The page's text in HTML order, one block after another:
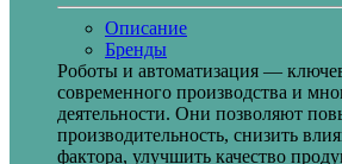
Описание
Бренды
Роботы и автоматизация —
современного производства и
деятельности. Они позволяют
производительность, снизить
фактора, улучшить качество